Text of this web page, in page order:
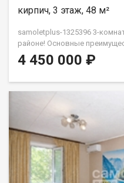
ответить на все ваши
на рынке недвижимости в
Петрухненко Валентина
кирпич, 3 этаж, 48 м²
samoletplus-1325396 3-
районе! Основные
Комфортный 3 этаж из 5.✔️
комнатами.✔️ Просторная
магазины и
Волошиной;- кинотеатр
общественного
чистый подъезд и
договориться о
недвижимости Кемерово с
сделки Гарантия
4 450 000 ₽